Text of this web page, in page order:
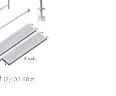
(2,403.68 zł